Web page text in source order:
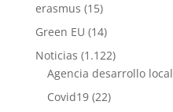
erasmus (15)
Green EU (14)
Noticias (1.122)
Agencia desarrollo local
Covid19(22)